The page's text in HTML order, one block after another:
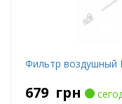
Фильтр воздушный
679 грн